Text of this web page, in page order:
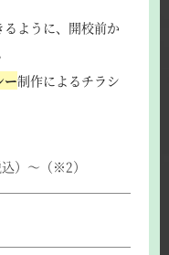
るように、開校前か
ー制作によるチラシ
）～（※2）